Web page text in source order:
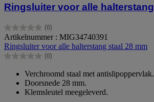
Ringsluiter voor alle
(0)
0.0
van
de
5
Artikelnummer : MIG34740391
Ringsluiter voor alle halterstang staal 28 mm
(0)
0.0
sterren.
Verchroomd staal met antislipoppervlak.
Doorsnede 28 mm.
Klemsleutel meegeleverd.